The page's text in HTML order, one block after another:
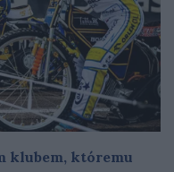
klubem, któremu